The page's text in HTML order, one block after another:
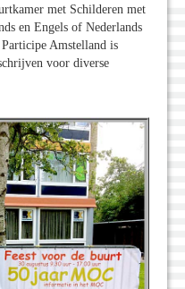
met Schilderen met
en Engels of Nederlands
Amstelland is
voor diverse